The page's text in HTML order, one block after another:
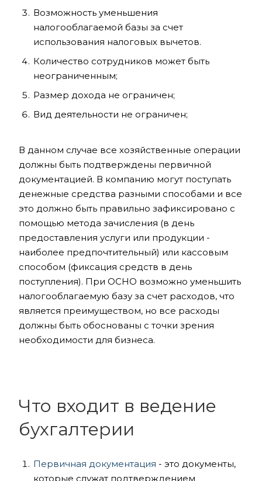
Возможность уменьшения
налогооблагаемой базы за счет
использования налоговых вычетов.
Количество сотрудников может быть
неограниченным;
Размер дохода не ограничен;
Вид деятельности не ограничен;
В данном случае все хозяйственные операции
должны быть подтверждены первичной
документацией. В компанию могут поступать
денежные средства разными способами и все
это должно быть правильно зафиксировано с
помощью метода зачисления (в день
предоставления услуги или продукции -
наиболее предпочтительный) или кассовым
способом (фиксация средств в день
поступления). При ОСНО возможно уменьшить
налогооблагаемую базу за счет расходов, что
является преимуществом, но все расходы
должны быть обоснованы с точки зрения
необходимости для бизнеса.
Что входит в ведение
бухгалтерии
Первичная документация - это документы,
которые служат подтверждением